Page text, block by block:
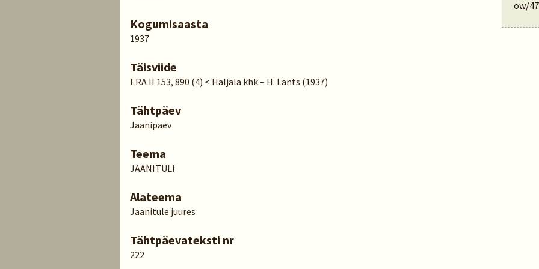
Kogumisaasta
1937
Täisviide
ERA II 153, 890 (4) < Haljala khk – H. Länts (1937)
Tähtpäev
Jaanipäev
Teema
JAANITULI
Alateema
Jaanitule juures
Tähtpäevateksti nr
222
ow/